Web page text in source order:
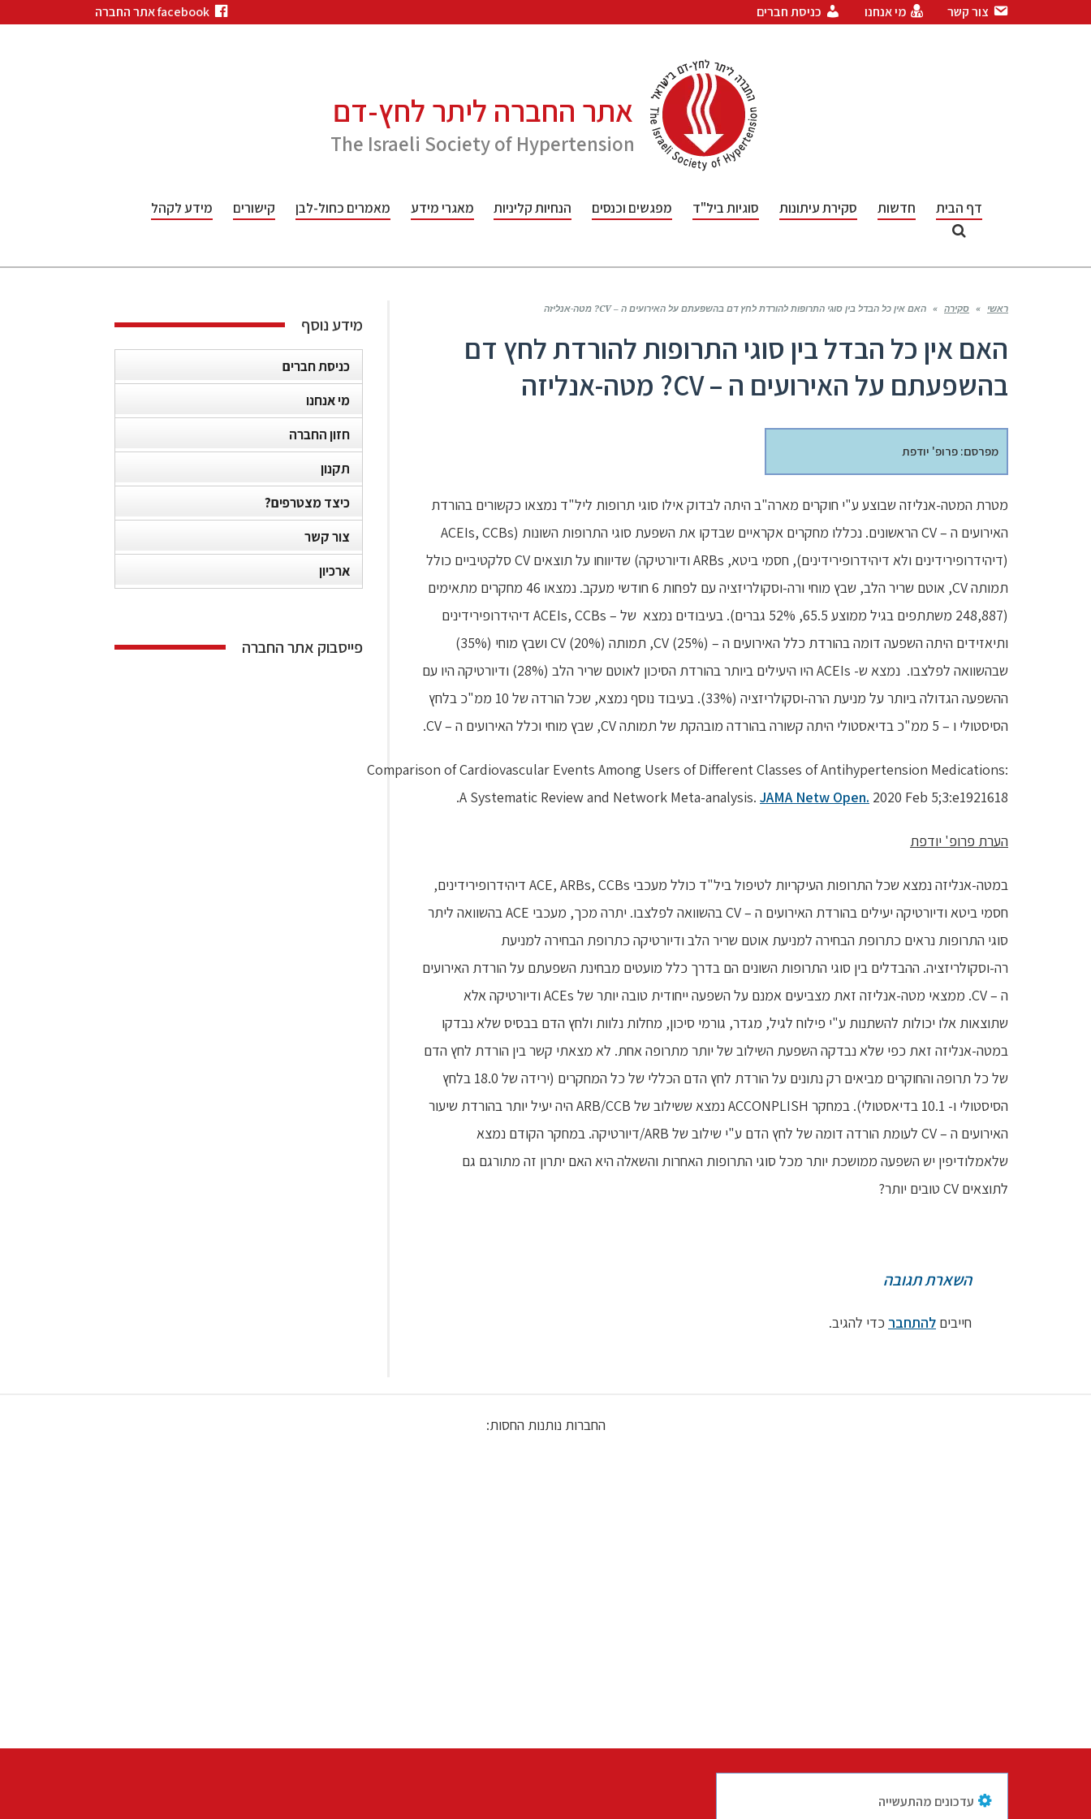
צור קשר מי אנחנו כניסת חברים facebook אתר החברה
אתר החברה ליתר לחץ-דם
The Israeli Society of Hypertension
דף הבית חדשות סקירת עיתונות סוגיות ביל"ד מפגשים וכנסים הנחיות קליניות מאגרי מידע מאמרים כחול-לבן קישורים מידע לקהל
ראשי » סקירה » האם אין כל הבדל בין סוגי התרופות להורדת לחץ דם בהשפעתם על האירועים ה – CV? מטה-אנליזה
האם אין כל הבדל בין סוגי התרופות להורדת לחץ דם
בהשפעתם על האירועים ה – CV? מטה-אנליזה
מפרסם: פרופ' יודפת
מטרת המטה-אנליזה שבוצע ע"י חוקרים מארה"ב היתה לבדוק אילו סוגי תרופות ליל"ד נמצאו כקשורים בהורדת
האירועים ה – CV הראשונים. נכללו מחקרים אקראיים שבדקו את השפעת סוגי התרופות השונות (ACEIs, CCBs
(דיהידרופירידינים ולא דיהידרופירידינים), חסמי ביטא, ARBs ודיורטיקה) שדיווחו על תוצאים CV סלקטיביים כולל
תמותה CV, אוטם שריר הלב, שבץ מוחי ורה-וסקולריזציה עם לפחות 6 חודשי מעקב. נמצאו 46 מחקרים מתאימים
(248,887 משתתפים בגיל ממוצע 65.5, 52% גברים). בעיבודים נמצא של – ACEIs, CCBs דיהידרופירידינים
ותיאזידים היתה השפעה דומה בהורדת כלל האירועים ה – CV (25%), תמותה CV (20%) ושבץ מוחי (35%)
שבהשוואה לפלצבו. נמצא ש- ACEIs היו היעילים ביותר בהורדת הסיכון לאוטם שריר הלב (28%) ודיורטיקה היו עם
ההשפעה הגדולה ביותר על מניעת הרה-וסקולריזציה (33%). בעיבוד נוסף נמצא, שכל הורדה של 10 ממ"כ בלחץ
הסיסטולי ו – 5 ממ"כ בדיאסטולי היתה קשורה בהורדה מובהקת של תמותה CV, שבץ מוחי וכלל האירועים ה – CV.
Comparison of Cardiovascular Events Among Users of Different Classes of Antihypertension Medications:
A Systematic Review and Network Meta-analysis. JAMA Netw Open. 2020 Feb 5;3:e1921618.
הערת פרופ' יודפת
במטה-אנליזה נמצא שכל התרופות העיקריות לטיפול ביל"ד כולל מעכבי ACE, ARBs, CCBs דיהידרופירידינים,
חסמי ביטא ודיורטיקה יעילים בהורדת האירועים ה – CV בהשוואה לפלצבו. יתרה מכך, מעכבי ACE בהשוואה ליתר
סוגי התרופות נראים כתרופת הבחירה למניעת אוטם שריר הלב ודיורטיקה כתרופת הבחירה למניעת
רה-וסקולריזציה. ההבדלים בין סוגי התרופות השונים הם בדרך כלל מועטים מבחינת השפעתם על הורדת האירועים
ה – CV. ממצאי מטה-אנליזה זאת מצביעים אמנם על השפעה ייחודית טובה יותר של ACEs ודיורטיקה אלא
שתוצאות אלו יכולות להשתנות ע"י פילוח לגיל, מגדר, גורמי סיכון, מחלות נלוות ולחץ הדם בבסיס שלא נבדקו
במטה-אנליזה זאת כפי שלא נבדקה השפעת השילוב של יותר מתרופה אחת. לא מצאתי קשר בין הורדת לחץ הדם
של כל תרופה והחוקרים מביאים רק נתונים על הורדת לחץ הדם הכללי של כל המחקרים (ירידה של 18.0 בלחץ
הסיסטולי ו- 10.1 בדיאסטולי). במחקר ACCONPLISH נמצא ששילוב של ARB/CCB היה יעיל יותר בהורדת שיעור
האירועים ה – CV לעומת הורדה דומה של לחץ הדם ע"י שילוב של ARB/דיורטיקה. במחקר הקודם נמצא
שלאמלודיפין יש השפעה ממושכת יותר מכל סוגי התרופות האחרות והשאלה היא האם יתרון זה מתורגם גם
לתוצאים CV טובים יותר?
השארת תגובה
חייבים להתחבר כדי להגיב.
מידע נוסף
כניסת חברים
מי אנחנו
חזון החברה
תקנון
כיצד מצטרפים?
צור קשר
ארכיון
פייסבוק אתר החברה
החברות נותנות החסות:
עדכונים מהתעשייה